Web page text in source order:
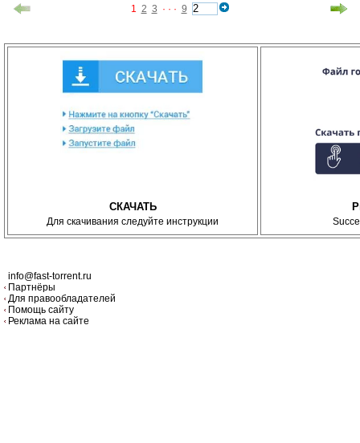
1 2 3 · · · 9
СКАЧАТЬ
Для скачивания следуйте инструкции
info@fast-torrent.ru
Партнёры
Для правообладателей
Помощь сайту
Реклама на сайте